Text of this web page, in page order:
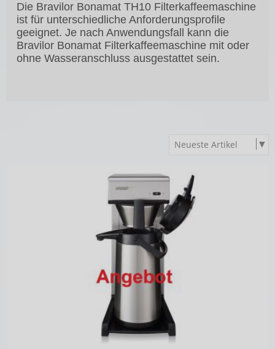
Die Bravilor Bonamat TH10 Filterkaffeemaschine
ist für unterschiedliche Anforderungsprofile
geeignet. Je nach Anwendungsfall kann die
Bravilor Bonamat Filterkaffeemaschine mit oder
ohne Wasseranschluss ausgestattet sein.